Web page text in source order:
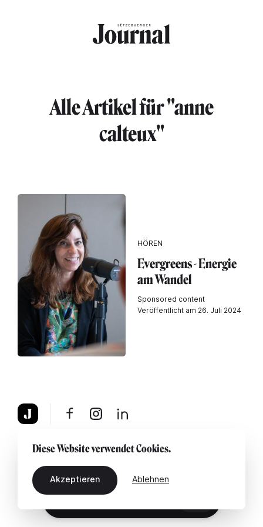
Alle Artikel für "anne
calteux"
HÖREN
Evergreens - Energie
am Wandel
Sponsored content
Veröffentlicht am 26. Juli 2024
Über uns Rechtshinweis Kontaktiere uns
Diese Website verwendet Cookies.
Akzeptieren Ablehnen